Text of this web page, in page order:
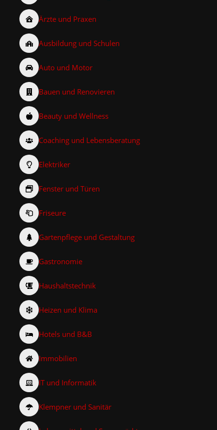
Ärzte und Praxen
Ausbildung und Schulen
Auto und Motor
Bauen und Renovieren
Beauty und Wellness
Coaching und Lebensberatung
Elektriker
Fenster und Türen
Friseure
Gartenpflege und Gestaltung
Gastronomie
Haushaltstechnik
Heizen und Klima
Hotels und B&B
Immobilien
IT und Informatik
Klempner und Sanitär